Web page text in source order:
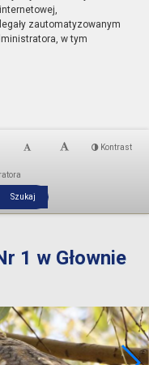
zautomatyzowanym
w tym
Kontrast
1 w Głownie